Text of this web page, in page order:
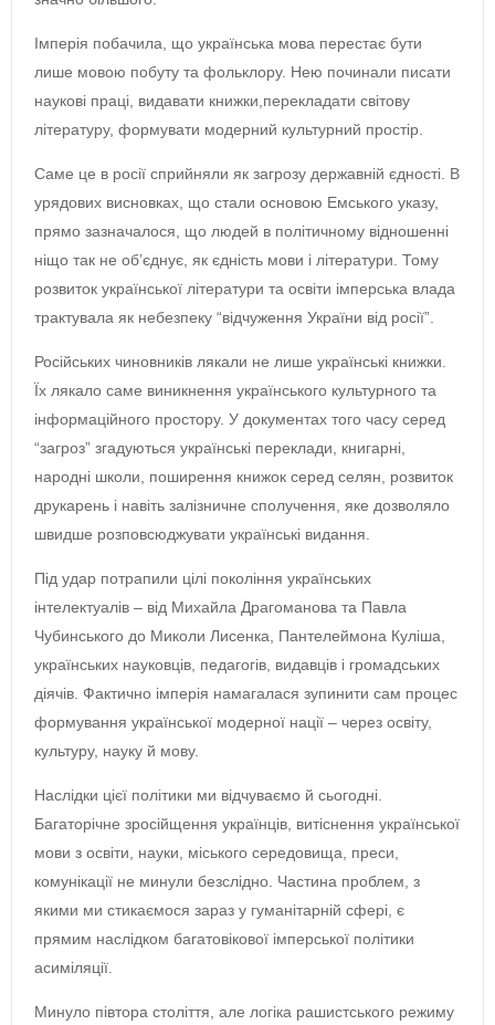
Імперія побачила, що українська мова перестає бути
лише мовою побуту та фольклору. Нею починали писати
наукові праці, видавати книжки,перекладати світову
літературу, формувати модерний культурний простір.
Саме це в росії сприйняли як загрозу державній єдності. В
урядових висновках, що стали основою Емського указу,
прямо зазначалося, що людей в політичному відношенні
ніщо так не об’єднує, як єдність мови і літератури. Тому
розвиток української літератури та освіти імперська влада
трактувала як небезпеку “відчуження України від росії”.
Російських чиновників лякали не лише українські книжки.
Їх лякало саме виникнення українського культурного та
інформаційного простору. У документах того часу серед
“загроз” згадуються українські переклади, книгарні,
народні школи, поширення книжок серед селян, розвиток
друкарень і навіть залізничне сполучення, яке дозволяло
швидше розповсюджувати українські видання.
Під удар потрапили цілі покоління українських
інтелектуалів – від Михайла Драгоманова та Павла
Чубинського до Миколи Лисенка, Пантелеймона Куліша,
українських науковців, педагогів, видавців і громадських
діячів. Фактично імперія намагалася зупинити сам процес
формування української модерної нації – через освіту,
культуру, науку й мову.
Наслідки цієї політики ми відчуваємо й сьогодні.
Багаторічне зросійщення українців, витіснення української
мови з освіти, науки, міського середовища, преси,
комунікації не минули безслідно. Частина проблем, з
якими ми стикаємося зараз у гуманітарній сфері, є
прямим наслідком багатовікової імперської політики
асиміляції.
Минуло півтора століття, але логіка рашистського режиму